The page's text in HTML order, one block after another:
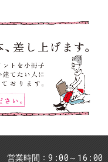
営業時間 9:00～16:00